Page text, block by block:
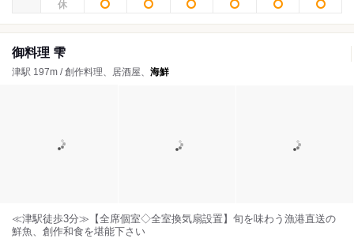
御料理 雫
津駅 197m / 創作料理、居酒屋、 海鮮
≪津駅徒歩3分≫【全席個室◇全室換気扇設置】旬を味わう漁港直送の
鮮魚、創作和食を堪能下さい